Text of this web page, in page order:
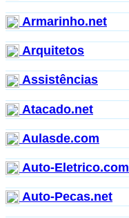
Armarinho.net
Arquitetos
Assistências
Atacado.net
Aulasde.com
Auto-Eletrico.com
Auto-Pecas.net